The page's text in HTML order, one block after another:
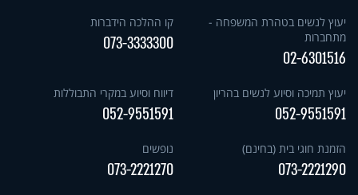
יעוץ לנשים בטהרת המשפחה -
מתחברות
02-6301516
קו ההלכה הידברות
073-3333300
יעוץ תמיכה וסיוע לנשים בהריון
052-9551591
דיווח וסיוע במקרי התבוללות
052-9551591
הזמנת חוגי בית (בחינם)
073-2221290
נופשים
073-2221270